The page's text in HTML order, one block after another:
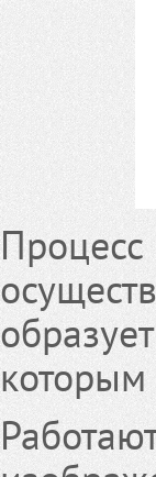
Процесс
которым